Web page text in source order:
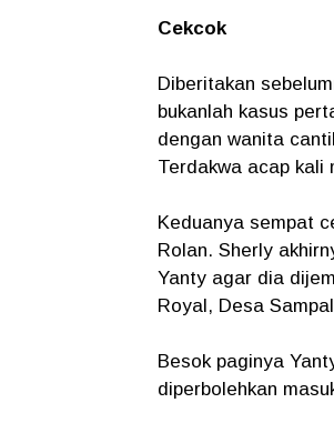
Cekcok
Diberitakan
bukanlah kasus
dengan wanita
Terdakwa acap kali
Keduanya sempat
Rolan. Sherly
Yanty agar dia
Royal, Desa
Besok paginya
diperbolehkan